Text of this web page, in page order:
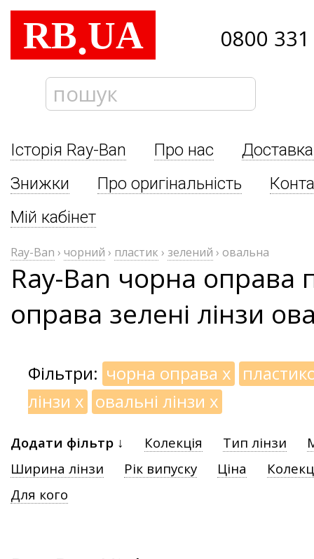
RB.UA 0800
Історія Ray-Ban Про нас
Знижки
Про оригінальність
Мій кабінет
Ray-Ban › чорний › пластик › зелений › овальна
Ray-Ban чорна оправа
оправа зелені лінзи
Фільтри: чорна оправа x
лінзи x овальні лінзи x
Додати фільтр ↓ Колекція Тип лінзи
Ширина лінзи
Рік випуску Ціна
Для кого